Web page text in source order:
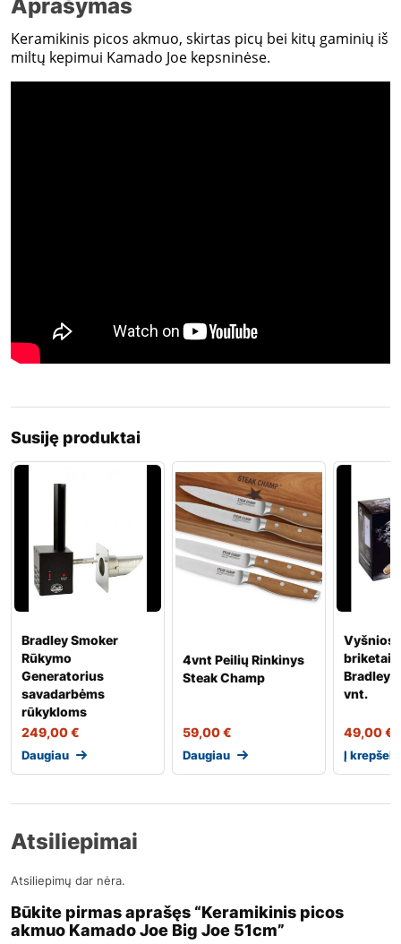
Aprašymas
Keramikinis picos akmuo, skirtas picų bei kitų gaminių iš
miltų kepimui Kamado Joe kepsninėse.
Susiję produktai
Bradley Smoker
Rūkymo
Generatorius
savadarbėms
rūkykloms
249,00€
Daugiau
4vnt Peilių Rinkinys
Steak Champ
59,00€
Daugiau
Vyšnios
briketai
Bradley
vnt.
49,00€
Į krepšelį
Atsiliepimai
Atsiliepimų dar nėra.
Būkite pirmas aprašęs “Keramikinis picos
akmuo Kamado Joe Big Joe 51cm”